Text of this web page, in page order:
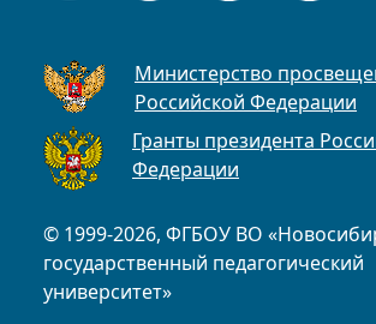
© 1999-2026, ФГБОУ ВО
государственный педагогический
университет»
Министерство
Российской Федерации
Гранты президента
Федерации